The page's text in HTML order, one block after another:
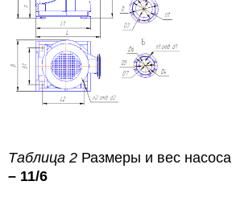
Таблица 2 Размеры и вес насоса
– 11/6